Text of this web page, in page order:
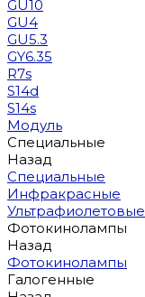
GU10
GU4
GU5.3
GY6.35
R7s
S14d
S14s
Модуль
Специальные
Назад
Специальные
Инфракрасные
Ультрафиолетовые
Фотокинолампы
Назад
Фотокинолампы
Галогенные